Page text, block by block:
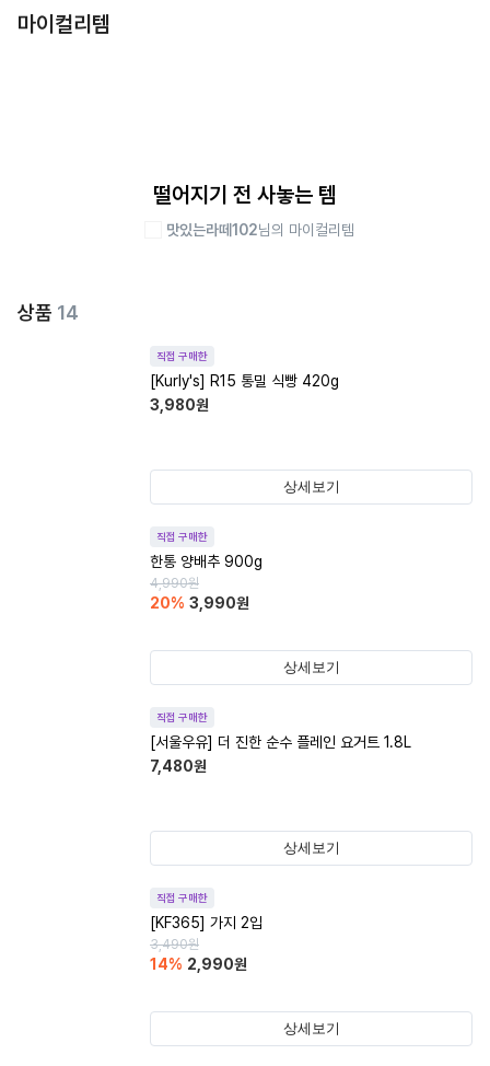
마이컬리템
떨어지기 전 사놓는 템
맛있는라떼102님의 마이컬리템
상품 14
직접 구매한
[Kurly's] R15 통밀 식빵 420g
3,980원
상세보기
직접 구매한
한통 양배추 900g
4,990원
20% 3,990원
상세보기
직접 구매한
[서울우유] 더 진한 순수 플레인 요거트 1.8L
7,480원
상세보기
직접 구매한
[KF365] 가지 2입
3,490원
14% 2,990원
상세보기